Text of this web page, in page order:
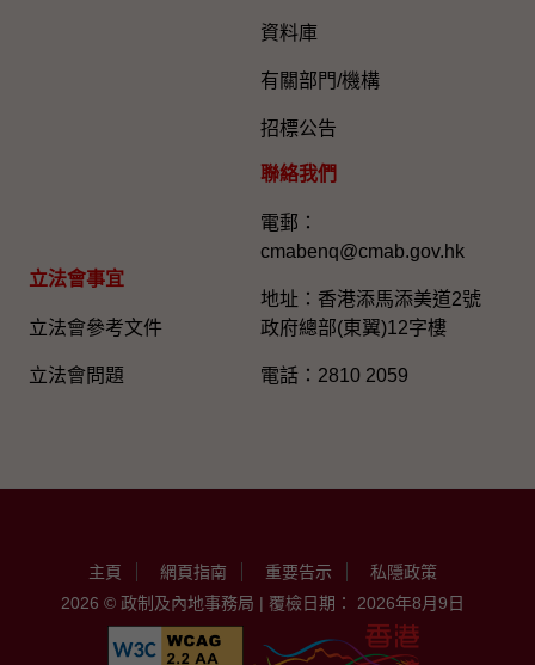
立法會事宜
立法會參考文件
立法會問題
資料庫
有關部門/機構
招標公告
聯絡我們
電郵：
cmabenq@cmab.gov.hk​
地址：香港添馬添美道2號
政府總部(東翼)12字樓
電話：2810 2059
主頁 網頁指南 重要告示
私隱政策
2026 © 政制及內地事務局 | 覆檢日期： 2026年8月9日